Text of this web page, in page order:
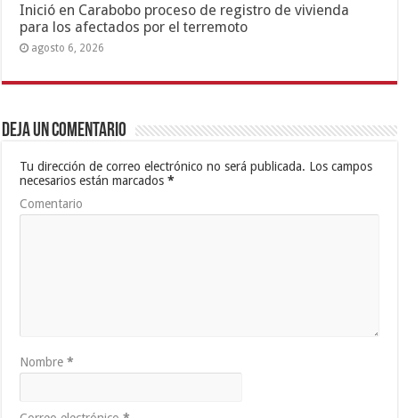
Inició en Carabobo proceso de registro de vivienda
para los afectados por el terremoto
agosto 6, 2026
Deja un comentario
Tu dirección de correo electrónico no será publicada. Los campos
necesarios están marcados*
Comentario
Nombre*